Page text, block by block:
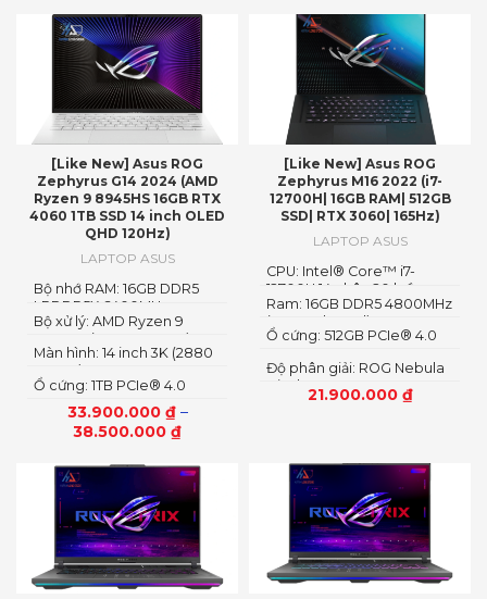
100% DCI-P3
[Like New] Asus ROG
Zephyrus G14 2024 (AMD
Ryzen 9 8945HS 16GB RTX
4060 1TB SSD 14 inch OLED
QHD 120Hz)
LAPTOP ASUS
33.900.000 ₫–
38.500.000 ₫
Ổ cứng: 1TB PCIe® 4.0
Màn hình: 14 inch 3K (2880
x 1800), OLED, 16:10
Bộ xử lý: AMD Ryzen 9
8945HS (Up to 5.2 GHz) 8
Cores 16 Threads
Bộ nhớ RAM: 16GB DDR5
LPDDR5X 6400MHz
[Like New] Asus ROG
Zephyrus M16 2022 (i7-
12700H| 16GB RAM| 512GB
SSD| RTX 3060| 165Hz)
LAPTOP ASUS
21.900.000 ₫
Độ phân giải: ROG Nebula
Display, 16″ 2.5K+
(2560×1600)
Ổ cứng: 512GB PCIe® 4.0
Ram: 16GB DDR5 4800MHz
(8GB onboard)
CPU: Intel® Core™ i7-
12700H 14 nhân 20 luồng